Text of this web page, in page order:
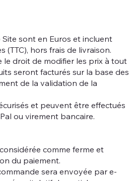
Site sont en Euros et incluent
(TTC), hors frais de livraison.
le droit de modifier les prix à tout
seront facturés sur la base des
de la validation de la
et peuvent être effectués
ou virement bancaire.
comme ferme et
du paiement.
sera envoyée par e-